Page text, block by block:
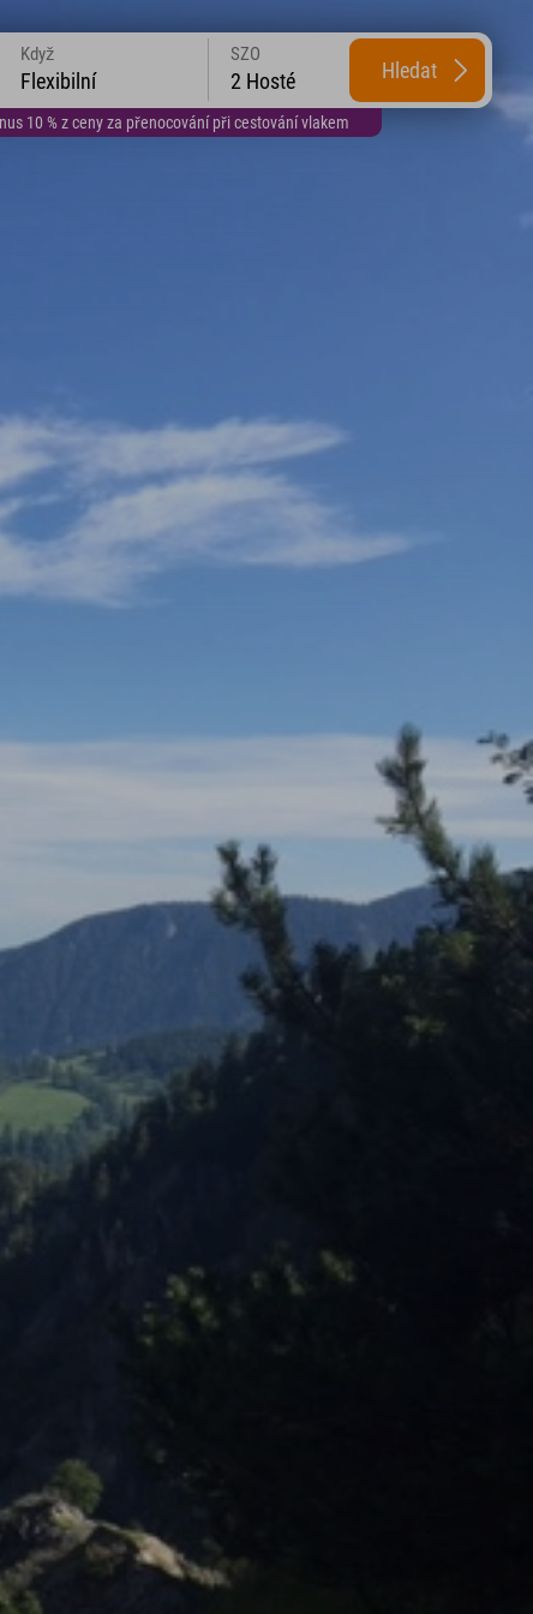
10 % z ceny za přenocování při cestování vlakem
Když
Flexibilní
SZO
2 Hosté Hledat